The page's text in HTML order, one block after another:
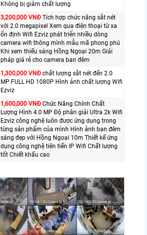
Không bị giảm chất lượng
3,200,000 VNĐ Tích hợp chức năng sắt nét
với 2.0 megapixel Xem qua điện thoại từ xa
ổn định Wifi Ezviz phát triển nhiều dòng
camera wifi thông mình mẫu mã phong phú
Khi xem thiếu sáng Hồng Ngoại 20m Giải
pháp giá rẻ cho camera ban đêm
1,300,000 VNĐ chất lượng sắt nét đến 2.0
MP FULL HD 1080P Hình ảnh chất lượng Wifi
Ezviz
1,600,000 VNĐ Chức Năng Chính Chất
Lượng Hình 4.0 MP Độ phân giải Ultra 2k Wifi
Ezviz công nghệ luôn được ứng dụng trong
từng sản phẩm của mình Hình ảnh ban đêm
sáng đẹp với Hồng Ngoại 10m Thiết kế ứng
dụng công nghệ tiên tiến IP Wifi Chất lượng
tốt Chiết khấu cao